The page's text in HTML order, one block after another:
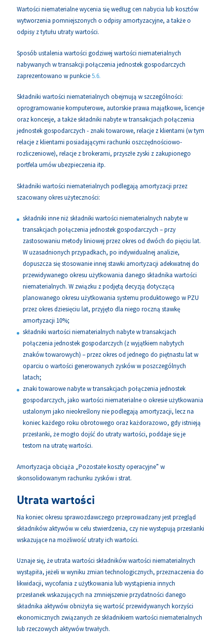
Wartości niematerialne wycenia się według cen nabycia lub kosztów
wytworzenia pomniejszonych o odpisy amortyzacyjne, a także o
odpisy z tytułu utraty wartości.
Sposób ustalenia wartości godziwej wartości niematerialnych
nabywanych w transakcji połączenia jednostek gospodarczych
zaprezentowano w punkcie5.6.
Składniki wartości niematerialnych obejmują w szczególności:
oprogramowanie komputerowe, autorskie prawa majątkowe, licencje
oraz koncesje, a także składniki nabyte w transakcjach połączenia
jednostek gospodarczych - znaki towarowe, relacje z klientami (w tym
relacje z klientami posiadającymi rachunki oszczędnościowo-
rozliczeniowe), relacje z brokerami, przyszłe zyski z zakupionego
portfela umów ubezpieczenia itp.
Składniki wartości niematerialnych podlegają amortyzacji przez
szacowany okres użyteczności:
składniki inne niż składniki wartości niematerialnych nabyte w
transakcjach połączenia jednostek gospodarczych – przy
zastosowaniu metody liniowej przez okres od dwóch do pięciu lat.
W uzasadnionych przypadkach, po indywidualnej analizie,
dopuszcza się stosowanie innej stawki amortyzacji adekwatnej do
przewidywanego okresu użytkowania danego składnika wartości
niematerialnych. W związku z podjętą decyzją dotyczącą
planowanego okresu użytkowania systemu produktowego w PZU
przez okres dziesięciu lat, przyjęto dla niego roczną stawkę
amortyzacji 10%;
składniki wartości niematerialnych nabyte w transakcjach
połączenia jednostek gospodarczych (z wyjątkiem nabytych
znaków towarowych) – przez okres od jednego do piętnastu lat w
oparciu o wartości generowanych zysków w poszczególnych
latach;
znaki towarowe nabyte w transakcjach połączenia jednostek
gospodarczych, jako wartości niematerialne o okresie użytkowania
ustalonym jako nieokreślony nie podlegają amortyzacji, lecz na
koniec każdego roku obrotowego oraz każdorazowo, gdy istnieją
przesłanki, że mogło dojść do utraty wartości, poddaje się je
testom na utratę wartości.
Amortyzacja obciąża „Pozostałe koszty operacyjne” w
skonsolidowanym rachunku zysków i strat.
Utrata wartości
Na koniec okresu sprawozdawczego przeprowadzany jest przegląd
składników aktywów w celu stwierdzenia, czy nie występują przesłanki
wskazujące na możliwość utraty ich wartości.
Uznaje się, że utrata wartości składników wartości niematerialnych
wystąpiła, jeżeli w wyniku zmian technologicznych, przeznaczenia do
likwidacji, wycofania z użytkowania lub wystąpienia innych
przesłanek wskazujących na zmniejszenie przydatności danego
składnika aktywów obniżyła się wartość przewidywanych korzyści
ekonomicznych związanych ze składnikiem wartości niematerialnych
lub rzeczowych aktywów trwałych.